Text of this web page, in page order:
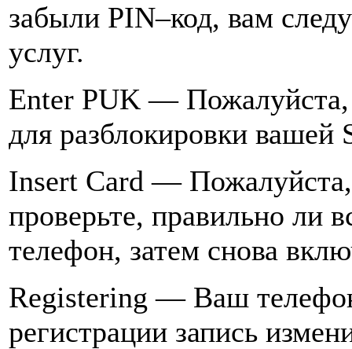
забыли PIN–код, вам
услуг.
Enter PUK — Пожалуйста,
для разблокировки
Insert Card —
проверьте, правильно ли
телефон, затем снова
Registering — Ваш телефон
регистрации запись